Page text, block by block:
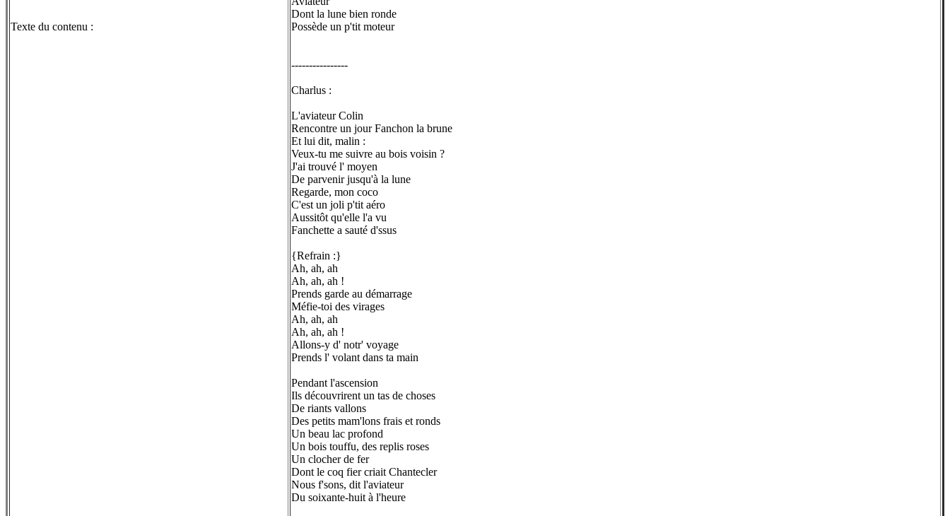
Texte du contenu :
Dont la lune bien ronde
Possède un p'tit moteur
----------------
Charlus :
L'aviateur Colin
Rencontre un jour Fanchon la brune
Et lui dit, malin :
Veux-tu me suivre au bois voisin ?
J'ai trouvé l' moyen
De parvenir jusqu'à la lune
Regarde, mon coco
C'est un joli p'tit aéro
Aussitôt qu'elle l'a vu
Fanchette a sauté d'ssus
{Refrain :}
Ah, ah, ah
Ah, ah, ah !
Prends garde au démarrage
Méfie-toi des virages
Ah, ah, ah
Ah, ah, ah !
Allons-y d' notr' voyage
Prends l' volant dans ta main
Pendant l'ascension
Ils découvrirent un tas de choses
De riants vallons
Des petits mam'lons frais et ronds
Un beau lac profond
Un bois touffu, des replis roses
Un clocher de fer
Dont le coq fier criait Chantecler
Nous f'sons, dit l'aviateur
Du soixante-huit à l'heure